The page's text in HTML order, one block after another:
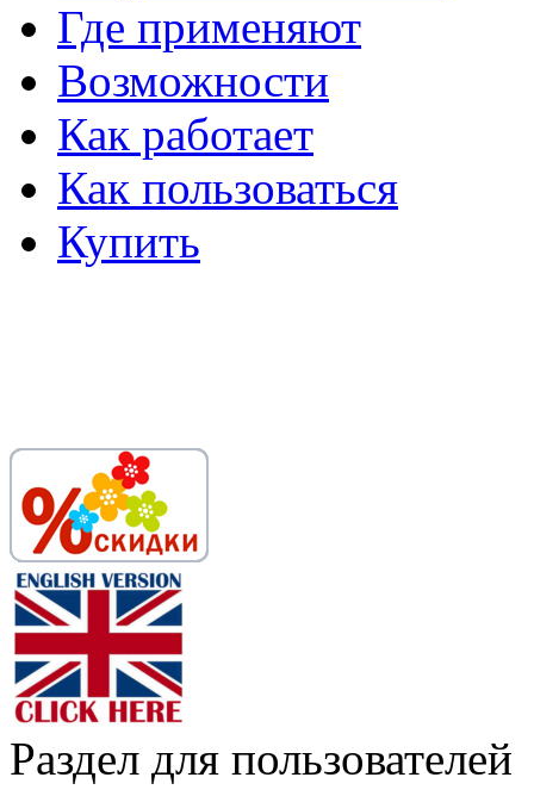
Где применяют
Возможности
Как работает
Как пользоваться
Купить
Раздел для пользователей